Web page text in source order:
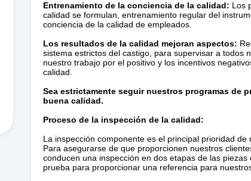
Entrenamiento de la conciencia de la calidad: Los
calidad se formulan, entrenamiento regular del
conciencia de la calidad de empleados.
Los resultados de la calidad mejoran aspectos:
sistema estrictos del castigo, para supervisar a todos
nuestro trabajo por el positivo y los incentivos
calidad.
Sea estrictamente seguir nuestros programas de
buena calidad.
Proceso de la inspección de la calidad:
La inspección componente es el principal prioridad
Para asegurarse de que proporcionen nuestros
conducen una inspección en dos etapas de las
prueba para proporcionar una referencia para